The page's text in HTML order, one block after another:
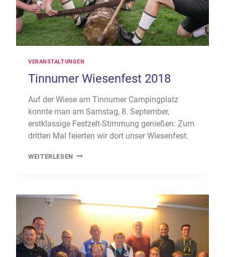
VERANSTALTUNGEN
Tinnumer Wiesenfest 2018
Auf der Wiese am Tinnumer Campingplatz
konnte man am Samstag, 8. September,
erstklassige Festzelt-Stimmung genießen: Zum
dritten Mal feierten wir dort unser Wiesenfest.
WEITERLESEN TINNUMER